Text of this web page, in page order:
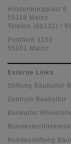
Hindenburgplatz 6
55118 Mainz
Telefon (06131) /
Postfach 1150
55001 Mainz
Externe Links
Stiftung Baukultur
Zentrum Baukultur
Baukultur
Bundesstiftung